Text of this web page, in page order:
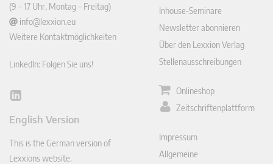
(9 – 17 Uhr, Montag – Freitag)
info@lexxion.eu
Weitere Kontaktmöglichkeiten
LinkedIn: Folgen Sie uns!
Lin
In
English Version
This is the German version of
Lexxions website.
Inhouse-Seminare
Newsletter abonnieren
Über den Lexxion Verlag
Stellenausschreibungen
Onlineshop
Zeitschriftenplattform
Impressum
Allgemeine